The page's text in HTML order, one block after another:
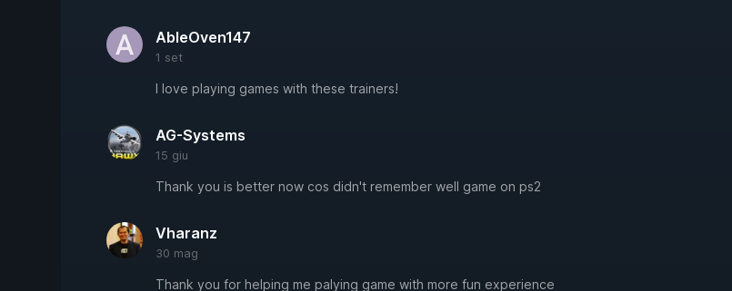
AbleOven147
1 set
I love playing games with these trainers!
AG-Systems
15 giu
Thank you is better now cos didn't remember well game on ps2
Vharanz
30 mag
Thank you for helping me palying game with more fun experience